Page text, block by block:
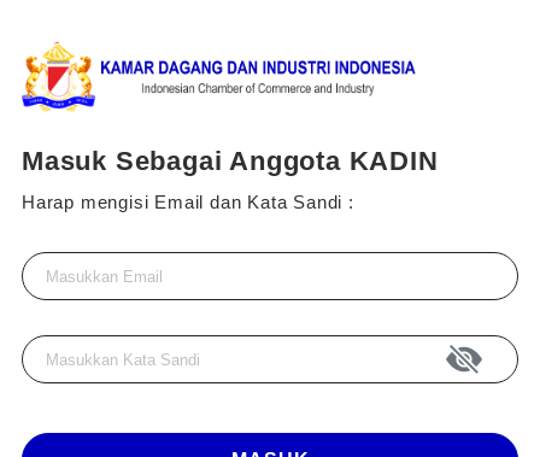
Masuk Sebagai Anggota KADIN
Harap mengisi Email dan Kata Sandi :